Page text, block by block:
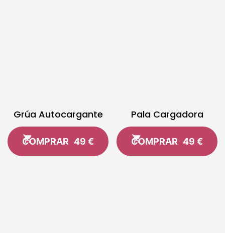
Grúa Autocargante
COMPRAR 49 €
Pala Cargadora
COMPRAR 49 €